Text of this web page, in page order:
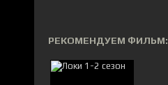
РЕКОМЕНДУЕМ ФИЛЬМ: